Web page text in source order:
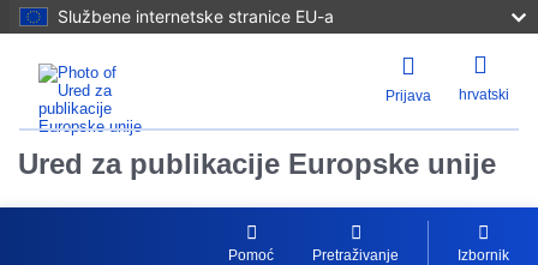
Službene internetske stranice EU-a
Prijava hrvatski
Ured za publikacije Europske unije
Pomoć Pretraživanje Izbornik